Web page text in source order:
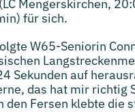
Mengerskirchen,
für sich.
W65-Seniorin
Sekunden auf
das hat mir richtig
Fersen klebte die